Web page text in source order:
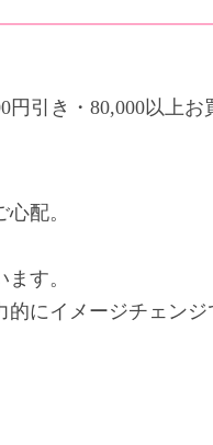
引き・80,000以上お
配。
す。
にイメージチェン